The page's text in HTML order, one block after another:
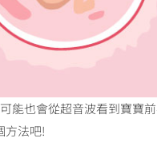
能也會從超音波看到寶寶
方法吧!